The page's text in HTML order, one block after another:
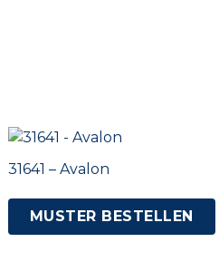
31641 – Avalon
MUSTER BESTELLEN